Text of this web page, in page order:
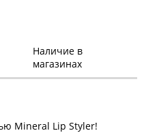
Наличие в
магазинах
Mineral Lip Styler!